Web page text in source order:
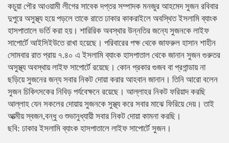
কচুয়া পৌর আওয়ামী লীগের সাবেক দপ্তর সম্পাদক মনজুর আহমেদ সুজন রবিবার
দুপুরে অসুস্থ্য হয়ে পড়লে তাকে রাতে ঢাকার কাকরাইলে অবস্থিত ইসলামি ব্যাংক
হাসপাতালে ভর্তি করা হয়। শারিরিক অবস্থার উন্নতির জন্যে সুজনকে লাইফ
সাপোর্টে আইসিইউতে রাখা হয়েছে। পরিবারের পক্ষ থেকে জাফরুল হাসান শাহীন
সোমবার রাত প্রায় ৭.৪০ এ ইসলামি ব্যাংক হাসপাতাল থেকে জানান সুজন গুরুতর
অসুস্থ্য অবস্থায় লাইফ সাপোর্টে রয়েছে। কোন প্রকার গুজব বা প্রগান্ডায় না
ছড়িয়ে সুজনের জন্য সবার নিকট দোয়া করার আহবান জানান। তিনি আরো বলেন
সুজন চিকিৎসকের নিবিড় পর্যবেক্ষনে রয়েছে। আল্লাহর নিকট ফরিয়াদ করছি
আল্লাহ যেন সকলের দোয়ায় সুজনকে সুস্থ্য করে সবার মাঝে ফিরিয়ে দেয়। তাই
আত্মীয় স্বজন,বন্ধু ও শুভানুধ্যায়ী সবার নিকট দোয়া কামনা করছি।
ছবি: ঢাকার ইসলামি ব্যাংক হাসপাতালে লাইফ সাপোর্টে সুজন।